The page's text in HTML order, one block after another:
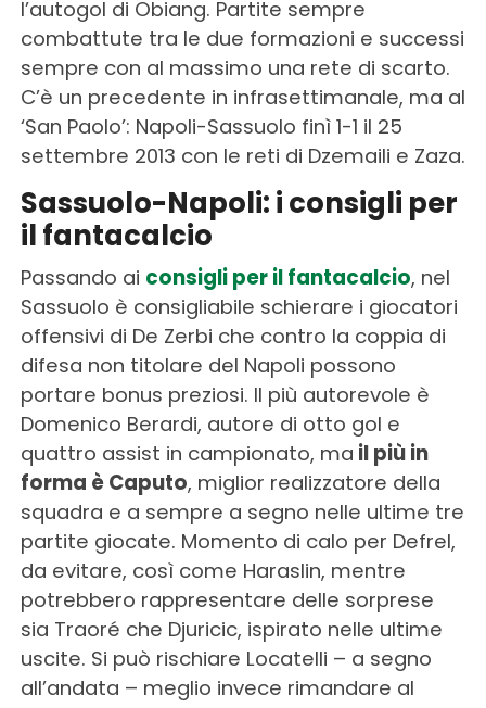
l’autogol di Obiang. Partite sempre
combattute tra le due formazioni e successi
sempre con al massimo una rete di scarto.
C’è un precedente in infrasettimanale, ma al
‘San Paolo’: Napoli-Sassuolo finì 1-1 il 25
settembre 2013 con le reti di Dzemaili e Zaza.
Sassuolo-Napoli: i consigli per
il fantacalcio
Passando ai consigli per il fantacalcio, nel
Sassuolo è consigliabile schierare i giocatori
offensivi di De Zerbi che contro la coppia di
difesa non titolare del Napoli possono
portare bonus preziosi. Il più autorevole è
Domenico Berardi, autore di otto gol e
quattro assist in campionato, ma il più in
forma è Caputo, miglior realizzatore della
squadra e a sempre a segno nelle ultime tre
partite giocate. Momento di calo per Defrel,
da evitare, così come Haraslin, mentre
potrebbero rappresentare delle sorprese
sia Traoré che Djuricic, ispirato nelle ultime
uscite. Si può rischiare Locatelli – a segno
all’andata – meglio invece rimandare al